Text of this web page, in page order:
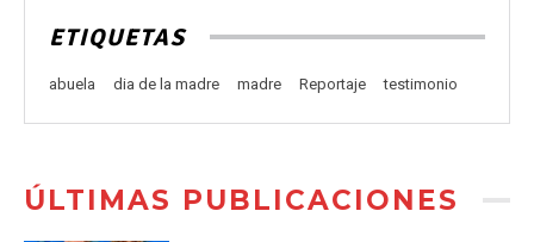
ETIQUETAS
abuela dia de la madre madre Reportaje testimonio
ÚLTIMAS PUBLICACIONES